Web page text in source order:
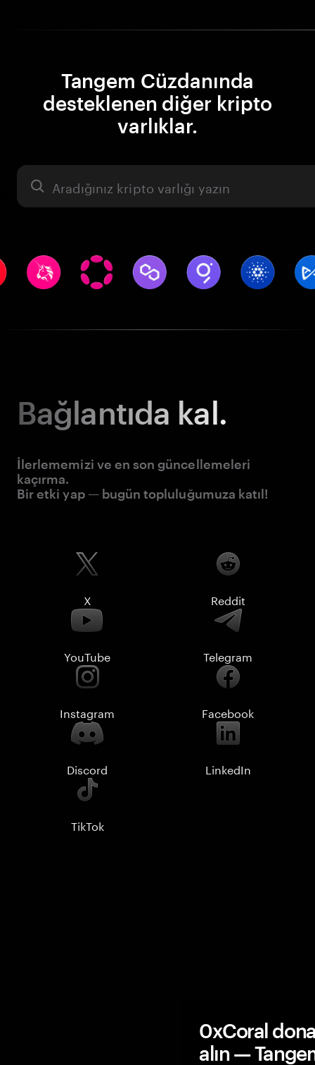
Tangem Cüzdanında
desteklenen diğer kripto
varlıklar.
Varlık
Bağlantıda kal.
İlerlememizi ve en son güncellemeleri
kaçırma.
Bir etki yap — bugün topluluğumuza katıl!
X Reddit
YouTube Telegram
Instagram Facebook
Discord LinkedIn
TikTok
0xCoral
alın —